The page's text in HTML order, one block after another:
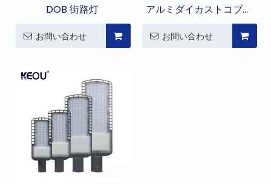
DOB 街路灯
お問い合わせ
アルミダイカストコブラ
お問い合わせ